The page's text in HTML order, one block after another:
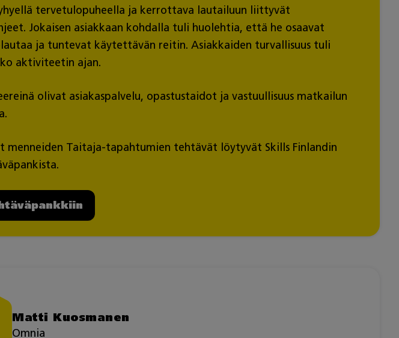
tervetulopuheella ja kerrottava lautailuun liittyvät
Jokaisen asiakkaan kohdalla tuli huolehtia, että he osaavat
lautaa ja tuntevat käytettävän reitin. Asiakkaiden turvallisuus tuli
aktiviteetin ajan.
olivat asiakaspalvelu, opastustaidot ja vastuullisuus matkailun
menneiden Taitaja-tapahtumien tehtävät löytyvät Skills Finlandin
Matti Kuosmanen
Omnia